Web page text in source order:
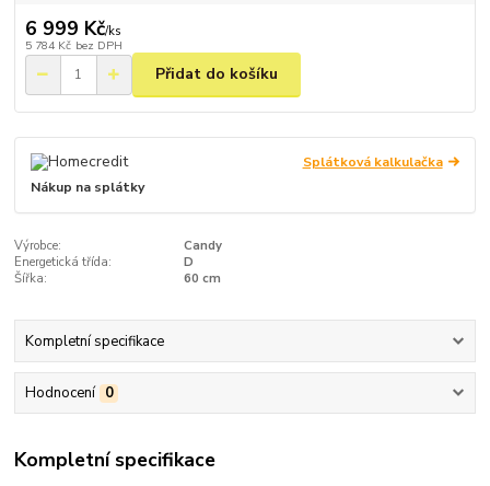
6 999 Kč/ks
5 784 Kč bez DPH
Přidat do košíku
Splátková kalkulačka
Nákup na splátky
Výrobce:
Candy
Energetická třída:
D
Šířka:
60 cm
Kompletní specifikace
Hodnocení 0
Kompletní specifikace